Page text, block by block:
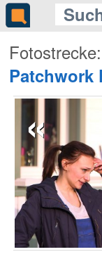
Fotostrecke:
Patchwork
«